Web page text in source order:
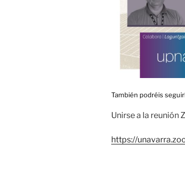
También podréis
Unirse a la reunión
https://